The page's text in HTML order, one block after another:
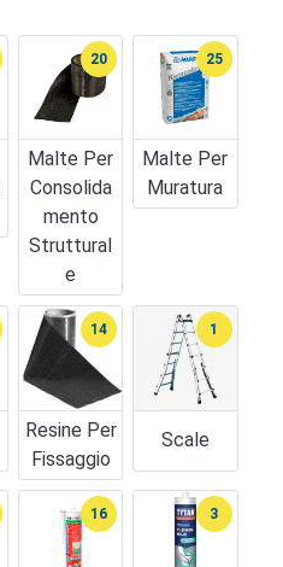
Malte Per
Consolida
Mento
Struttural
E
20
Malte Per
Muratura
25
Resine Per
Fissaggio
14
Scale
1
16 3